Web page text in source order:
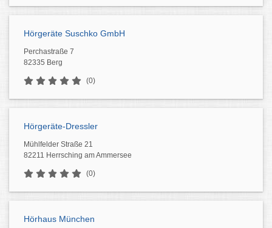
Hörgeräte Suschko GmbH
Perchastraße 7
82335 Berg
(0)
Hörgeräte-Dressler
Mühlfelder Straße 21
82211 Herrsching am Ammersee
(0)
Hörhaus München